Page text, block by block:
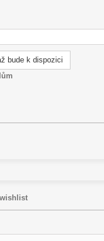
bude k dispozici